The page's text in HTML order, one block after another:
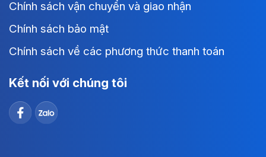
Chính sách vận chuyển và giao nhận
Chính sách bảo mật
Chính sách về các phương thức thanh toán
Kết nối với chúng tôi